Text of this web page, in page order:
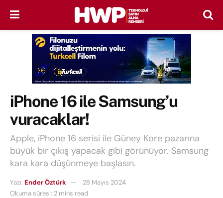
iPhone 16 ile Samsung’u
vuracaklar!
Apple, iPhone 16 serisi ile Güney Kore pazarına
büyük bir çıkış yapacak gibi görünüyor. Samsung
kara kara düşünmeye başlasın.
Yazı: Ender Öztürk
28 Mayıs 2024
Okuma süresi: 2 mins read